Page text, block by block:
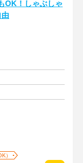
OK！しゃぶしゃ
）